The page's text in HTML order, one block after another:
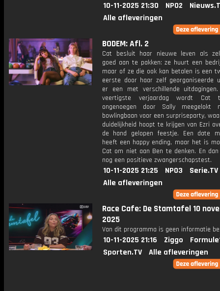
10-11-2025 21:30 NPO2
Alle afleveringen
BODEM: Afl. 2
Cat besluit haar nieuwe leven als
goed aan te pakken: ze huurt een
maar of ze die ook kan betalen is een
eerste door haar zelf georganiseerde
er een met verschillende
veertigste verjaardag wordt Cat
ongenoegen door Sally meegelokt
bowlingbaan voor een surpriseparty,
duidelijkheid hoopt te krijgen van Ezri
de hand gelopen feestje. Een date
heeft een happy ending, maar het is
Cat om niet aan Ben te denken. En
nog een positieve zwangerschapstest.
10-11-2025 21:25 NPO3
Serie.TV
Alle afleveringen
Race Cafe: De Stamtafel 10
2025
Van dit programma is geen informatie
10-11-2025 21:16 Ziggo
Sporten.TV
Alle afleveringen